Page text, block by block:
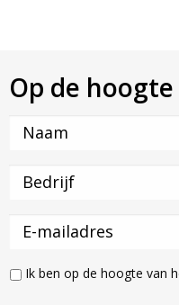
Op de
Ik ben op de hoogte van